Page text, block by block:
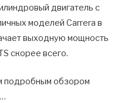
двигатель с
моделей Carrera в
выходную мощность
скорее всего.
подробным обзором